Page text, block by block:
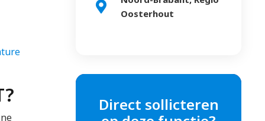
Oosterhout
Direct sollicteren